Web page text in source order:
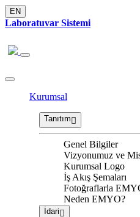
EN
Laboratuvar Sistemi
Kurumsal
Tanıtım
Genel Bilgiler
Vizyonumuz ve
Kurumsal Logo
İş Akış Şemaları
Fotoğraflarla
Neden EMYO?
İdari